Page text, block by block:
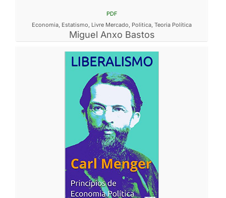
PDF
Economia, Estatismo, Livre Mercado, Politica, Teoria Política
Miguel Anxo Bastos